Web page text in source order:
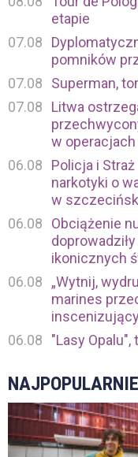
etapie
07.08
pomników
07.08
Superman,
07.08
Litwa
w operacjach
06.08
Policja i
narkotyki o
w
06.08
Obciążenie
ikonicznych
06.08
„Wytnij,
marines
06.08
"Lasy Opalu",